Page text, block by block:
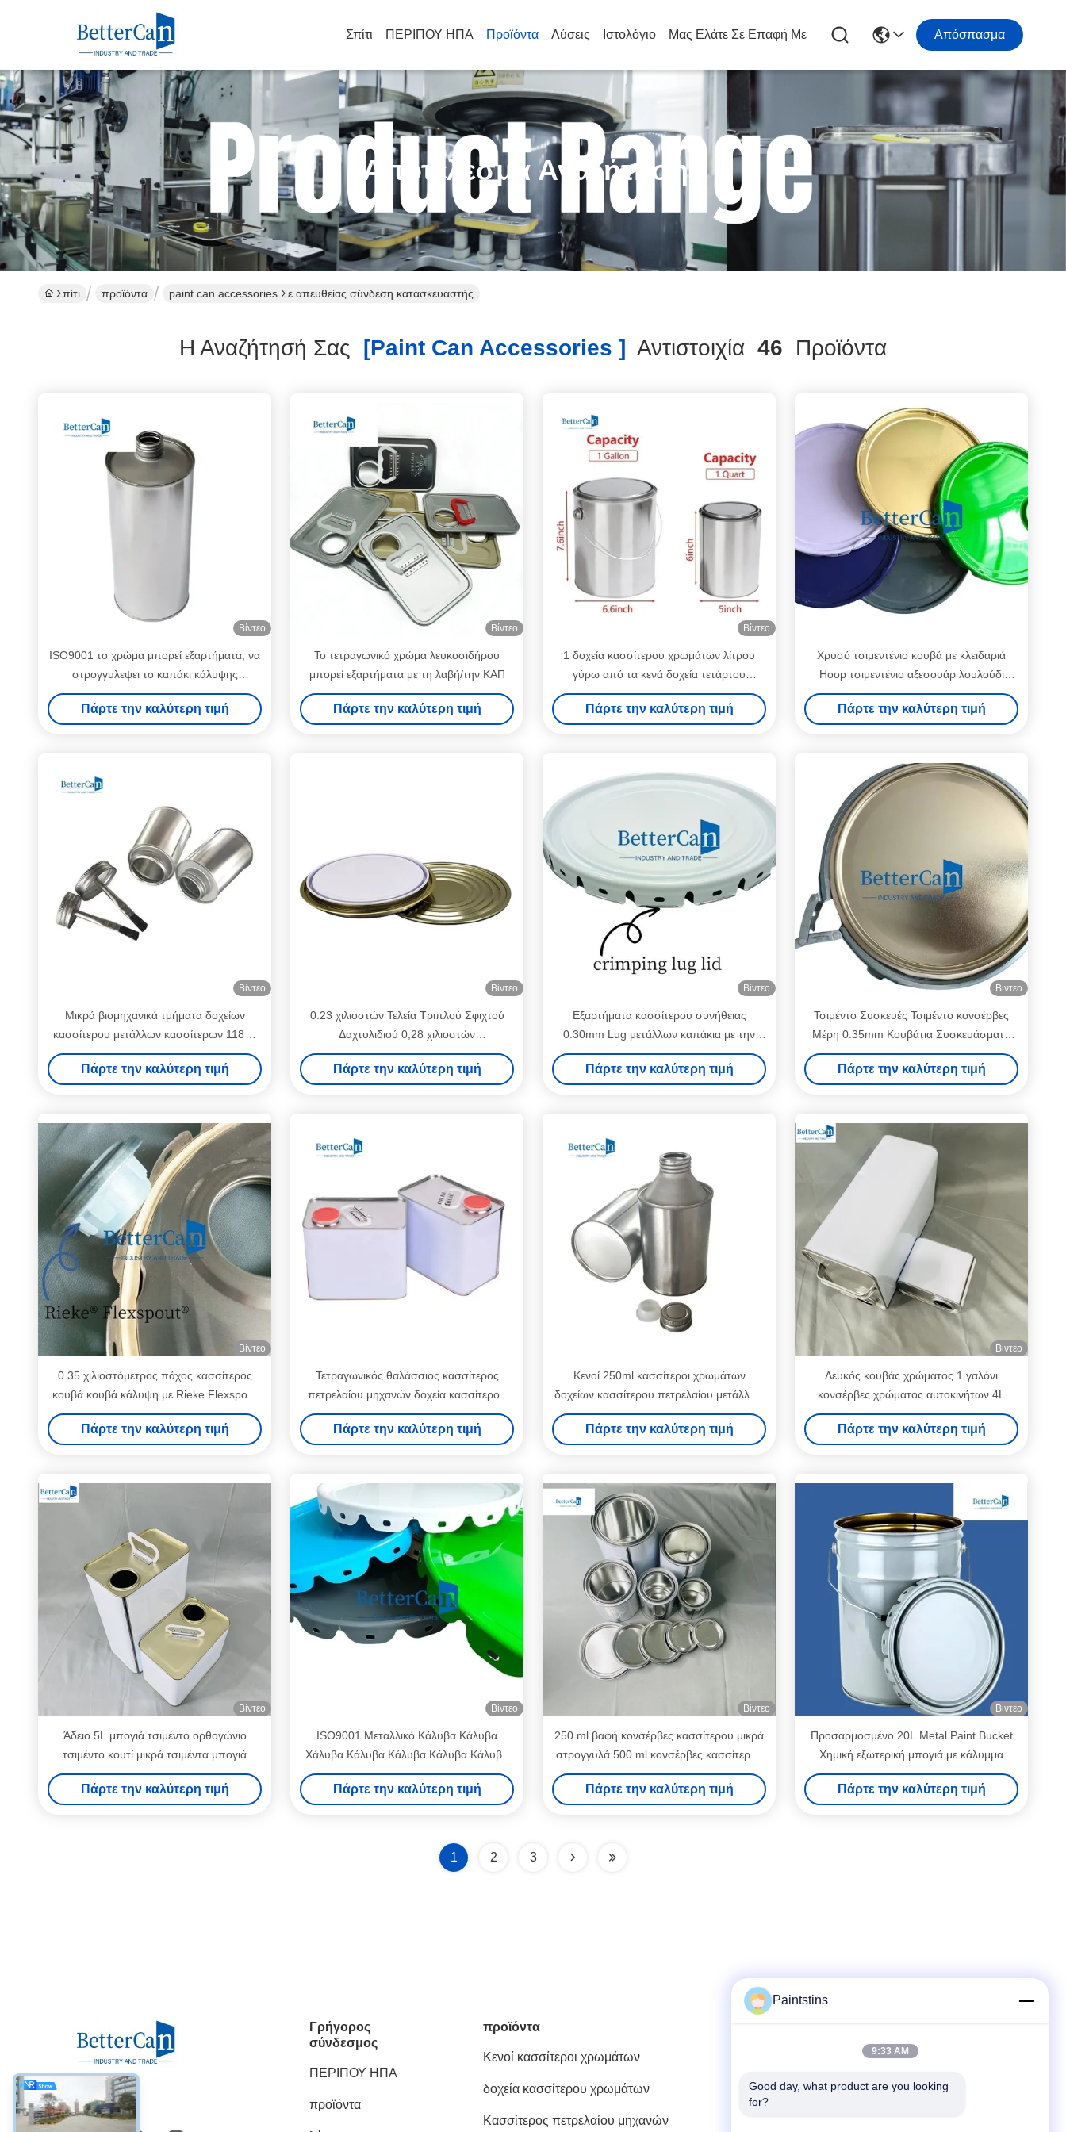
Σπίτι ΠΕΡΙΠΟΥ ΗΠΑ Προϊόντα Λύσεις Ιστολόγιο Μας Ελάτε Σε Επαφή Με Απόσπασμα
Αποτέλεσμα Αναζήτησης
Σπίτι προϊόντα paint can accessories Σε απευθείας σύνδεση κατασκευαστής
Η Αναζήτησή Σας [paint Can Accessories ] Αντιστοιχία 46 Προϊόντα
Βίντεο
ISO9001 το χρώμα μπορεί εξαρτήματα, να
στρογγυλεψει το καπάκι κάλυψης
κασσίτερου μετάλλων
Πάρτε την καλύτερη τιμή
Βίντεο
Το τετραγωνικό χρώμα λευκοσιδήρου
μπορεί εξαρτήματα με τη λαβή/την ΚΑΠ
Πάρτε την καλύτερη τιμή
Βίντεο
1 δοχεία κασσίτερου χρωμάτων λίτρου
γύρω από τα κενά δοχεία τετάρτου
γαλλονιού για το διαλυτικό επίστρωμα
Πάρτε την καλύτερη τιμή
Χρυσό τσιμεντένιο κουβά με κλειδαριά
Hoop τσιμεντένιο αξεσουάρ λουλούδι
κουβά κάλυμμα 0,38mm μέγεθος OEM
πάχος και χρώμα
Πάρτε την καλύτερη τιμή
Βίντεο
Μικρά βιομηχανικά τμήματα δοχείων
κασσίτερου μετάλλων κασσίτερων 118ml
χρωμάτων
Πάρτε την καλύτερη τιμή
Βίντεο
0.23 χιλιοστών Τελεία Τριπλού Σφιχτού
Δαχτυλιδιού 0,28 χιλιοστών
Τεχνουργήματα OEM χρώμα
Πάρτε την καλύτερη τιμή
Βίντεο
Εξαρτήματα κασσίτερου συνήθειας
0.30mm Lug μετάλλων καπάκια με την
αυτόματη μηχανή σφράγισης σωλήνων
Πάρτε την καλύτερη τιμή
Βίντεο
Τσιμέντο Συσκευές Τσιμέντο κονσέρβες
Μέρη 0.35mm Κουβάτια Συσκευάσματα
OEM πάχος
Πάρτε την καλύτερη τιμή
Βίντεο
0.35 χιλιοστόμετρος πάχος κασσίτερος
κουβά κουβά κάλυψη με Rieke Flexspout
κασσίτερος αξεσουάρ 0,38 χιλιοστόμετρο
μέτρο κάλυψη κουβά
Πάρτε την καλύτερη τιμή
Τετραγωνικός θαλάσσιος κασσίτερος
πετρελαίου μηχανών δοχεία κασσίτερου
χρωμάτων 2 λίτρων με την κάλυψη βιδών
Πάρτε την καλύτερη τιμή
Κενοί 250ml κασσίτεροι χρωμάτων
δοχείων κασσίτερου πετρελαίου μετάλλων
cOem με την κεφαλή κοχλίου
Πάρτε την καλύτερη τιμή
Βίντεο
Λευκός κουβάς χρώματος 1 γαλόνι
κονσέρβες χρώματος αυτοκινήτων 4L
κενές κονσέρβες χρώματος μετάλλου
Πάρτε την καλύτερη τιμή
Βίντεο
Άδειο 5L μπογιά τσιμέντο ορθογώνιο
τσιμέντο κουτί μικρά τσιμέντα μπογιά
Πάρτε την καλύτερη τιμή
Βίντεο
ISO9001 Μεταλλικό Κάλυβα Κάλυβα
Χάλυβα Κάλυβα Κάλυβα Κάλυβα Κάλυβα
Κάλυβα Κάλυβα Κάλυβα
Πάρτε την καλύτερη τιμή
Βίντεο
250 ml βαφή κονσέρβες κασσίτερου μικρά
στρογγυλά 500 ml κονσέρβες κασσίτερου
με καπάκια
Πάρτε την καλύτερη τιμή
Βίντεο
Προσαρμοσμένο 20L Metal Paint Bucket
Χημική εξωτερική μπογιά με κάλυμμα
λουλουδιού
Πάρτε την καλύτερη τιμή
1 2 3
Κοινωνικά Μέσα
Γρήγορος
σύνδεσμος
ΠΕΡΙΠΟΥ ΗΠΑ
προϊόντα
προϊόντα
Κενοί κασσίτεροι χρωμάτων
δοχεία κασσίτερου χρωμάτων
Κασσίτερος πετρελαίου μηχανών
Γρήγορη επικοινωνία
00-86-13711606141
Paintstins
9:33 AM
Good day, what product are you looking
for?